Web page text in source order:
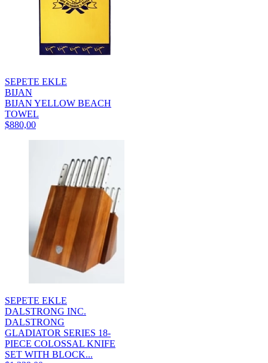
SEPETE EKLE
BIJAN
BIJAN YELLOW BEACH
TOWEL
$880,00
SEPETE EKLE
DALSTRONG INC.
DALSTRONG
GLADIATOR SERIES 18-
PIECE COLOSSAL KNIFE
SET WITH BLOCK...